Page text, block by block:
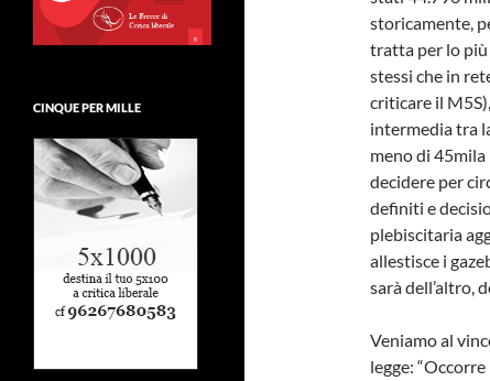
storicamente,
tratta per lo
stessi che in
criticare il
intermedia tra
meno di
decidere per
definiti e
plebiscitaria
allestisce i
sarà dell’altro,
Veniamo al
legge:
CINQUE PER MILLE